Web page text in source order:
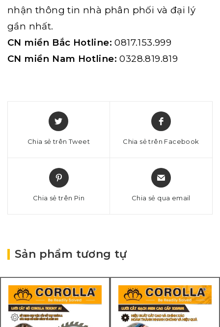
nhận thông tin nhà phân phối và đại lý
gần nhất.
CN miền Bắc Hotline: 0817.153.999
CN miền Nam Hotline:0328.819.819
Chia sẻ trên Tweet Chia sẻ trên Facebook
Chia sẻ trên Pin Chia sẻ qua email
Sản phẩm tương tự